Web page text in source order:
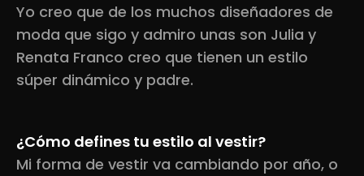
Yo creo que de los muchos diseñadores de
moda que sigo y admiro unas son Julia y
Renata Franco creo que tienen un estilo
súper dinámico y padre.
¿Cómo defines tu estilo al vestir?
Mi forma de vestir va cambiando por año, o